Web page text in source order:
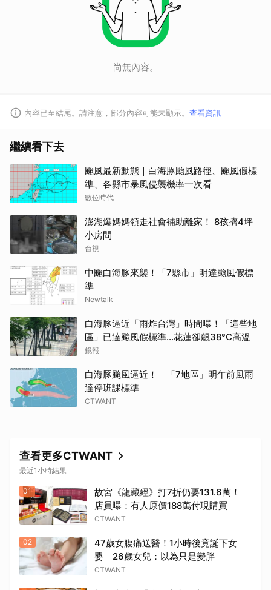
尚無內容。
內容已至結尾。請注意，部分內容可能未顯示。 查看資訊
繼續看下去
颱風最新動態｜白海豚颱風路徑、颱風假標
準、各縣市暴風侵襲機率一次看
數位時代
澎湖爆媽媽領走社會補助離家！ 8孩擠4坪
小房間
台視
中颱白海豚來襲！「7縣市」明達颱風假標
準
Newtalk
白海豚逼近「雨炸台灣」時間曝！「這些地
區」已達颱風假標準…花蓮卻飆38°C高溫
鏡報
白海豚颱風逼近！ 「7地區」明午前風雨
達停班課標準
CTWANT
查看更多CTWANT
最近1小時結果
01
故宮《龍藏經》打7折仍要131.6萬！
店員曝：有人原價188萬付現購買
CTWANT
02
47歲女腹痛送醫！1小時後竟誕下女
嬰 26歲女兒：以為只是變胖
CTWANT